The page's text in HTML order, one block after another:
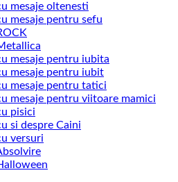
mesaje oltenesti
mesaje pentru sefu
mesaje pentru iubita
mesaje pentru iubit
mesaje pentru tatici
mesaje pentru viitoare mamici
pisici
si despre Caini
versuri